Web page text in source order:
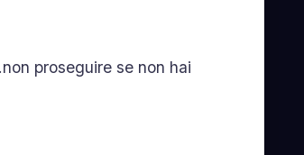
proseguire se non hai